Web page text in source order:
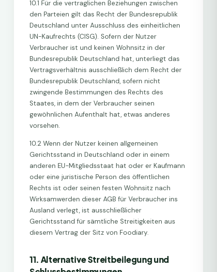
10.1 Für die vertraglichen Beziehungen zwischen
den Parteien gilt das Recht der Bundesrepublik
Deutschland unter Ausschluss des einheitlichen
UN-Kaufrechts (CISG). Sofern der Nutzer
Verbraucher ist und keinen Wohnsitz in der
Bundesrepublik Deutschland hat, unterliegt das
Vertragsverhältnis ausschließlich dem Recht der
Bundesrepublik Deutschland, sofern nicht
zwingende Bestimmungen des Rechts des
Staates, in dem der Verbraucher seinen
gewöhnlichen Aufenthalt hat, etwas anderes
vorsehen.
10.2 Wenn der Nutzer keinen allgemeinen
Gerichtsstand in Deutschland oder in einem
anderen EU-Mitgliedsstaat hat oder er Kaufmann
oder eine juristische Person des öffentlichen
Rechts ist oder seinen festen Wohnsitz nach
Wirksamwerden dieser AGB für Verbraucher ins
Ausland verlegt, ist ausschließlicher
Gerichtsstand für sämtliche Streitigkeiten aus
diesem Vertrag der Sitz von Foodiary.
11. Alternative Streitbeilegung und